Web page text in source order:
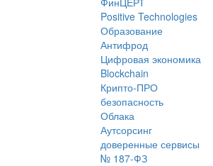
Positive Technologies
Образование
Антифрод
Цифровая экономика
Blockchain
Крипто-ПРО
безопасность
Облака
Аутсорсинг
доверенные сервисы
№ 187-ФЗ